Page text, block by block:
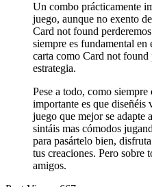
Un combo prácticamente
juego, aunque no exento
Card not found
siempre es fundamental
carta como Card not found
estrategia.
Pese a todo, como
importante es que diseñéis
juego que mejor se adapte
sintáis mas cómodos
para pasártelo bien,
tus creaciones. Pero sobre
amigos.